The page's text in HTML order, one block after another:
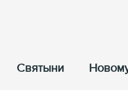
Cвятыни